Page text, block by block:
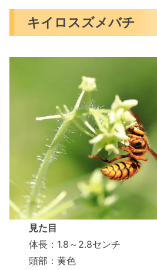
キイロスズメバチ
見た目
体長：1.8～2.8センチ
頭部：黄色